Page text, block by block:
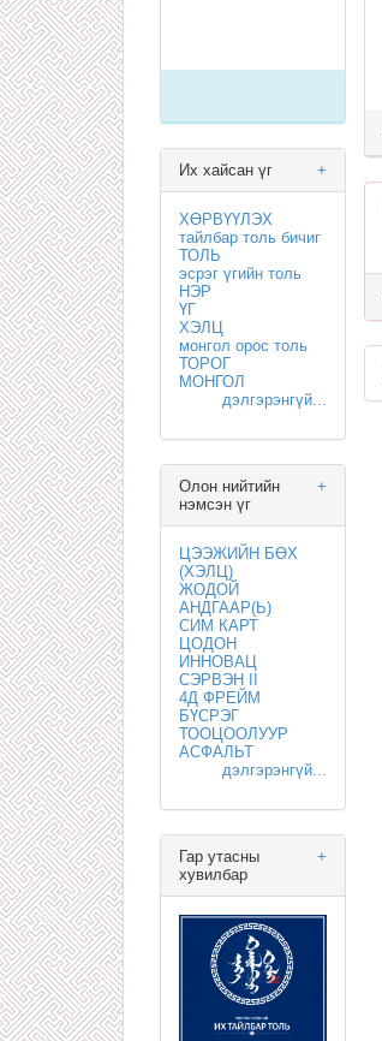
+
Их хайсан үг
ХӨРВҮҮЛЭХ
тайлбар толь бичиг
ТОЛЬ
эсрэг үгийн толь
НЭР
ҮГ
ХЭЛЦ
монгол орос толь
ТОРОГ
МОНГОЛ
дэлгэрэнгүй...
+
Олон нийтийн
нэмсэн үг
ЦЭЭЖИЙН БӨХ
(ХЭЛЦ)
ЖОДОЙ
АНДГААР(Ь)
СИМ КАРТ
ЦОДОН
ИННОВАЦ
СЭРВЭН II
4Д ФРЕЙМ
БҮСРЭГ
ТООЦООЛУУР
АСФАЛЬТ
дэлгэрэнгүй...
+
Гар утасны
хувилбар